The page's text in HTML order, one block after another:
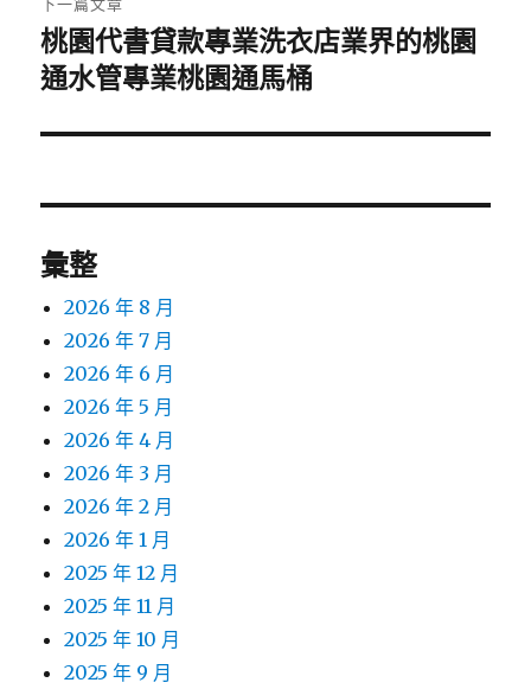
下
一
文
桃園代書貸款專業洗衣店業界的桃園
通水管專業桃園通馬桶
彙整
2026 年 8 月
2026 年 7 月
2026 年 6 月
2026 年 5 月
2026 年 4 月
2026 年 3 月
2026 年 2 月
2026 年 1 月
2025 年 12 月
2025 年 11 月
2025 年 10 月
2025 年 9 月